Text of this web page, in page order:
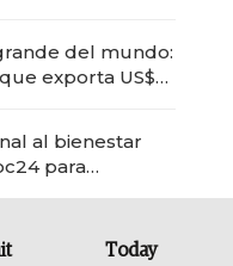
del mundo:
exporta US$
al bienestar
para
Today